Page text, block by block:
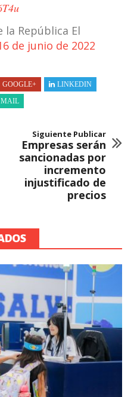
la República El
de junio de 2022
GOOGLE+
LINKEDIN
MAIL
Siguiente Publicar
Empresas serán
sancionadas por
incremento
injustificado de
precios